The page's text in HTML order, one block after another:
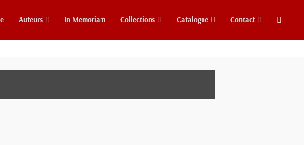
Auteurs In Memoriam Collections Catalogue Contact